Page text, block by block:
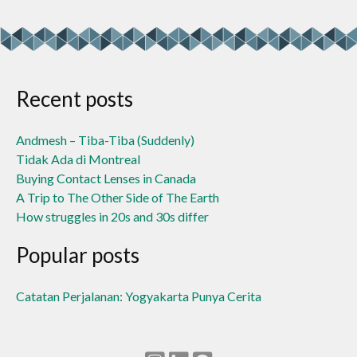
in
new
window)
in
new
window)
in
new
window)
in
new
window)
in
new
window)
Recent posts
Andmesh – Tiba-Tiba (Suddenly)
Tidak Ada di Montreal
Buying Contact Lenses in Canada
A Trip to The Other Side of The Earth
How struggles in 20s and 30s differ
Popular posts
Catatan Perjalanan: Yogyakarta Punya Cerita